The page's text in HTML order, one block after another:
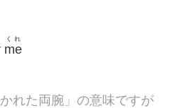
me
くれ
れた両腕」の意味ですが